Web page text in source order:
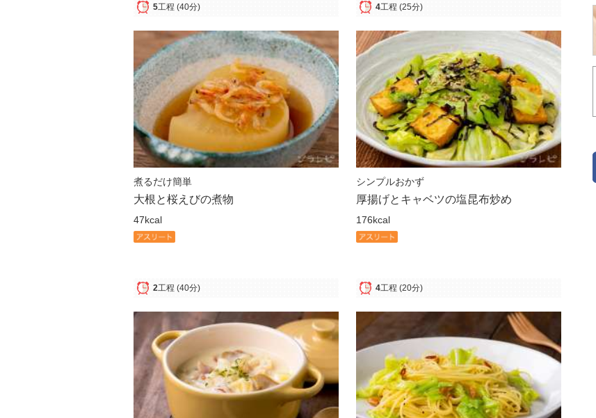
5工程 (40分) 4工程 (25分)
煮るだけ簡単
大根と桜えびの煮物
47kcal
2工程 (40分)
シンプルおかず
厚揚げとキャベツの塩昆布炒め
176kcal
4工程 (20分)